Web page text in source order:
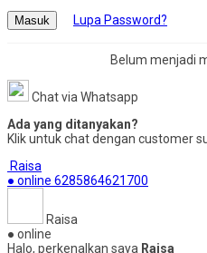
Masuk Lupa Password?
Belum menjadi
Chat via Whatsapp
Ada yang ditanyakan?
Klik untuk chat dengan customer
Raisa
● online 6285864621700
Raisa
● online
Halo, perkenalkan saya Raisa